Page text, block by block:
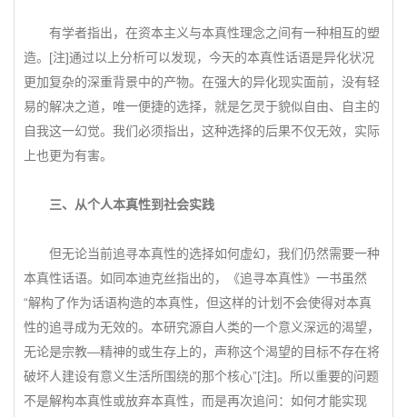
有学者指出，在资本主义与本真性理念之间有一种相互的塑
造。[注]通过以上分析可以发现，今天的本真性话语是异化状况
更加复杂的深重背景中的产物。在强大的异化现实面前，没有轻
易的解决之道，唯一便捷的选择，就是乞灵于貌似自由、自主的
自我这一幻觉。我们必须指出，这种选择的后果不仅无效，实际
上也更为有害。
三、从个人本真性到社会实践
但无论当前追寻本真性的选择如何虚幻，我们仍然需要一种
本真性话语。如同本迪克丝指出的，《追寻本真性》一书虽然
“解构了作为话语构造的本真性，但这样的计划不会使得对本真
性的追寻成为无效的。本研究源自人类的一个意义深远的渴望，
无论是宗教—精神的或生存上的，声称这个渴望的目标不存在将
破坏人建设有意义生活所围绕的那个核心”[注]。所以重要的问题
不是解构本真性或放弃本真性，而是再次追问：如何才能实现